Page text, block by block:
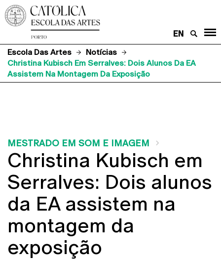
EN
Escola Das Artes
Notícias
Christina Kubisch Em Serralves: Dois Alunos Da EA
Assistem Na Montagem Da Exposição
MESTRADO EM SOM E IMAGEM
Christina Kubisch em
Serralves: Dois alunos
da EA assistem na
montagem da
exposição